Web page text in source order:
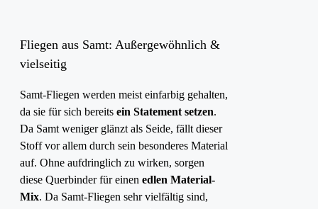
Fliegen aus Samt: Außergewöhnlich &
vielseitig
Samt-Fliegen werden meist einfarbig gehalten,
da sie für sich bereits ein Statement setzen.
Da Samt weniger glänzt als Seide, fällt dieser
Stoff vor allem durch sein besonderes Material
auf. Ohne aufdringlich zu wirken, sorgen
diese Querbinder für einen edlen Material-
Mix. Da Samt-Fliegen sehr vielfältig sind,